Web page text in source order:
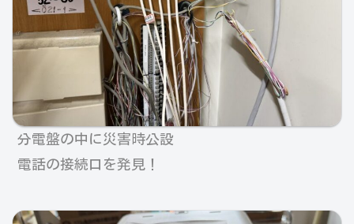
分電盤の中に災害時公設
電話の接続口を発見！